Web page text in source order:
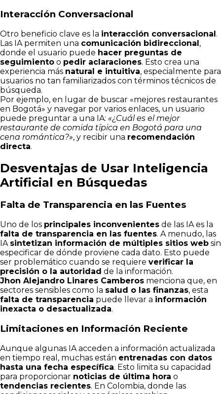
Interacción Conversacional
Otro beneficio clave es la interacción conversacional.
Las IA permiten una comunicación bidireccional,
donde el usuario puede hacer preguntas de
seguimiento o pedir aclaraciones. Esto crea una
experiencia más natural e intuitiva, especialmente para
usuarios no tan familiarizados con términos técnicos de
búsqueda.
Por ejemplo, en lugar de buscar «mejores restaurantes
en Bogotá» y navegar por varios enlaces, un usuario
puede preguntar a una IA: «¿Cuál es el mejor
restaurante de comida típica en Bogotá para una
cena romántica?», y recibir una recomendación
directa.
Desventajas de Usar Inteligencia
Artificial en Búsquedas
Falta de Transparencia en las Fuentes
Uno de los principales inconvenientes de las IA es la
falta de transparencia en las fuentes. A menudo, las
IA sintetizan información de múltiples sitios web sin
especificar de dónde proviene cada dato. Esto puede
ser problemático cuando se requiere verificar la
precisión o la autoridad de la información.
Jhon Alejandro Linares Camberos menciona que, en
sectores sensibles como la salud o las finanzas, esta
falta de transparencia puede llevar a información
inexacta o desactualizada.
Limitaciones en Información Reciente
Aunque algunas IA acceden a información actualizada
en tiempo real, muchas están entrenadas con datos
hasta una fecha específica. Esto limita su capacidad
para proporcionar noticias de última hora o
tendencias recientes. En Colombia, donde las